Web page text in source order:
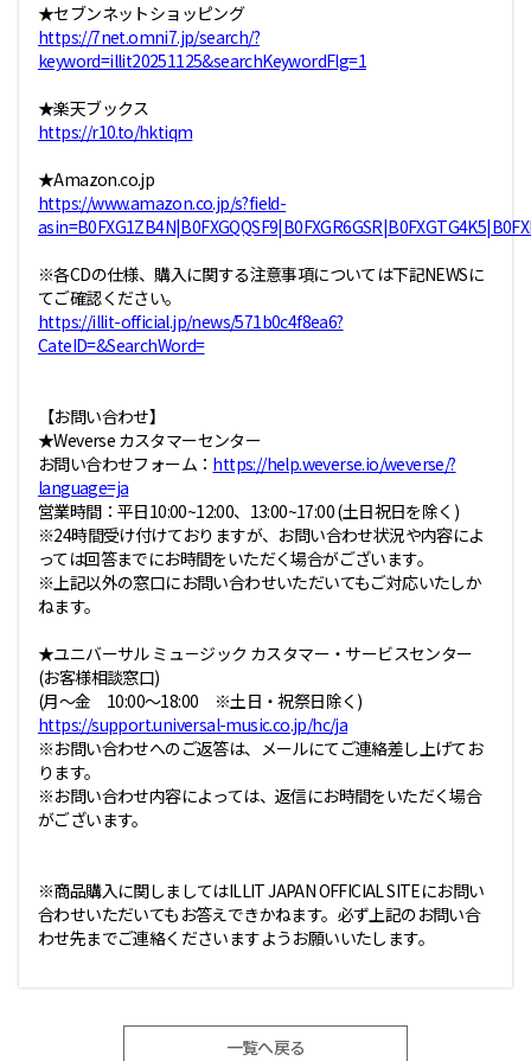
★セブンネットショッピング
https://7net.omni7.jp/search/?
keyword=illit20251125&searchKeywordFlg=1
★楽天ブックス
https://r10.to/hktiqm
★Amazon.co.jp
https://www.amazon.co.jp/s?field-
※各CDの仕様、購入に関する注意事項については下記NEWSに
てご確認ください。
https://illit-official.jp/news/571b0c4f8ea6?
CateID=&SearchWord=
【お問い合わせ】
★Weverse カスタマーセンター
お問い合わせフォーム： https://help.weverse.io/weverse/?
language=ja
営業時間：平日10:00~12:00、13:00~17:00 (土日祝日を除く)
※24時間受け付けておりますが、お問い合わせ状況や内容によ
っては回答までにお時間をいただく場合がございます。
※上記以外の窓口にお問い合わせいただいてもご対応いたしか
ねます。
★ユニバーサル ミュ－ジック カスタマー・サービスセンター
(お客様相談窓口)
(月～金 10:00～18:00 ※土日・祝祭日除く)
https://support.universal-music.co.jp/hc/ja
※お問い合わせへのご返答は、メールにてご連絡差し上げてお
ります。
※お問い合わせ内容によっては、返信にお時間をいただく場合
がございます。
※商品購入に関しましてはILLIT JAPAN OFFICIAL SITEにお問い
合わせいただいてもお答えできかねます。必ず上記のお問い合
わせ先までご連絡くださいますようお願いいたします。
一覧へ戻る